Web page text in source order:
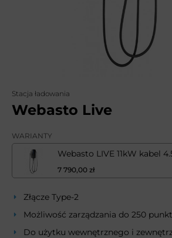
Stacja ładowania
Webasto Live
WARIANTY
Webasto LIVE 11kW kabel
7 790,00 zł
Złącze Type-2
Możliwość zarządzania do 250
Do użytku wewnętrznego i